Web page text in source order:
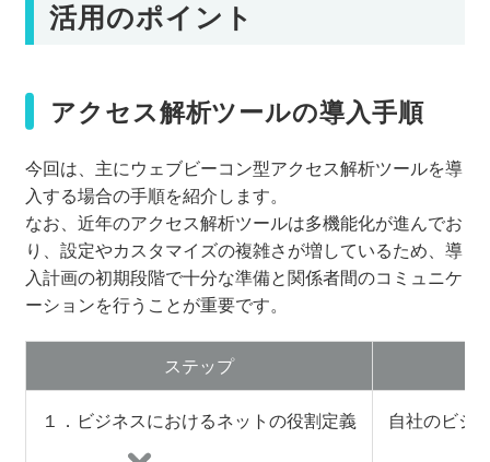
活用のポイント
アクセス解析ツールの導入手順
今回は、主にウェブビーコン型アクセス解析ツールを導
入する場合の手順を紹介します。
なお、近年のアクセス解析ツールは多機能化が進んでお
り、設定やカスタマイズの複雑さが増しているため、導
入計画の初期段階で十分な準備と関係者間のコミュニケ
ーションを行うことが重要です。
ステップ
１．ビジネスにおけるネットの役割定義 自社のビジ